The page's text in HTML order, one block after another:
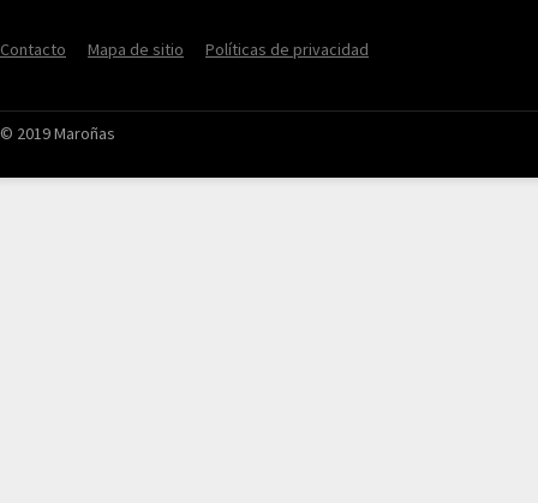
Contacto Mapa de sitio Políticas de privacidad
© 2019 Maroñas